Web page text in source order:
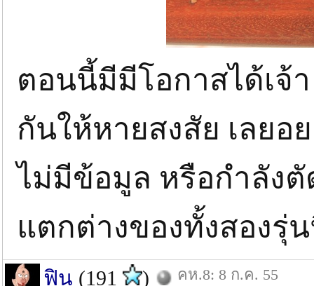
ตอนนี้มีมีโอกาสได้เจ้
กันให้หายสงสัย เลย
ไม่มีข้อมูล หรือกำลัง
แตกต่างของทั้งสอง
ฟิน (191 ) คห.8: 8 ก.ค. 55